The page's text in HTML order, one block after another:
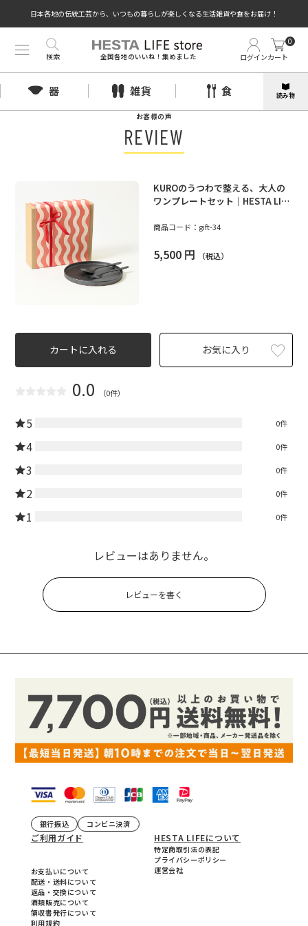
日本各地の伝統工芸から、いつもの暮らしが楽しくなる生活雑貨や食をお届け！
全国各地のいいね！集めました ログインカート
0
検索
器 雑貨 食 読み物
お客様の声
REVIEW
KUROのうつわで整える、大人の
ワンプレートセット｜HESTA LIFE
商品コード： gift-34
5,500 円 （税込）
カートに入れる お気に入り
0.0 （0件）
5 0件
4 0件
3 0件
2 0件
1 0件
レビューはありません。
レビューを書く
銀行振込 コンビニ決済
ご利用ガイド
お支払いについて
配送・送料について
返品・交換について
酒類販売について
領収書発行について
利用規約
HESTA LIFEについて
特定商取引法の表記
プライバシーポリシー
運営会社